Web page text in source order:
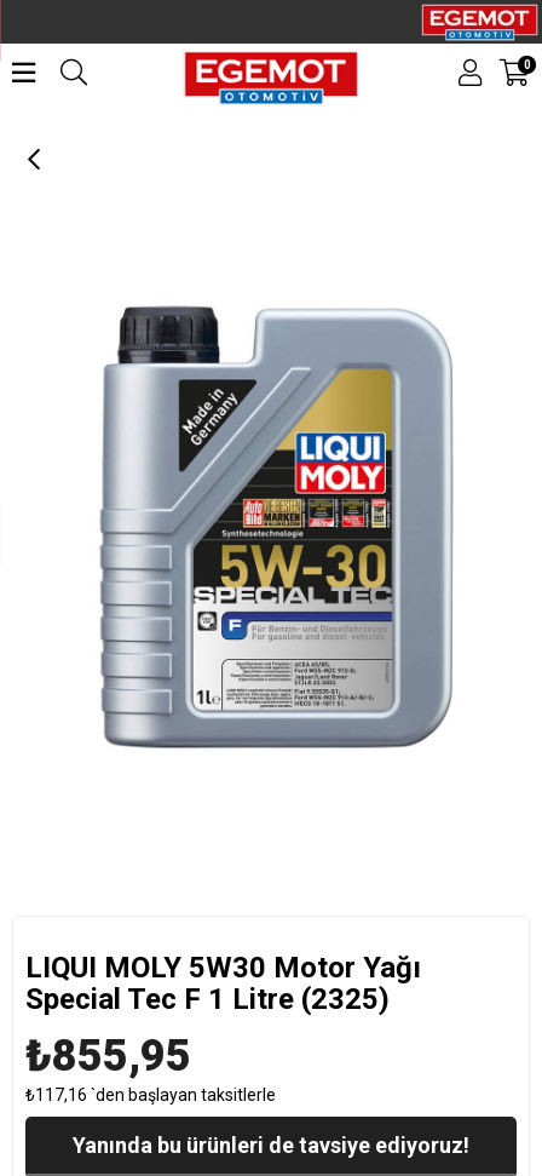
0
LIQUI MOLY 5W30 Motor Yağı Special Tec F 1 Litre (2325)
LIQUI MOLY 5W30 Motor Yağı
Special Tec F 1 Litre (2325)
₺855,95
₺117,16 `den başlayan taksitlerle
Yanında bu ürünleri de tavsiye ediyoruz!